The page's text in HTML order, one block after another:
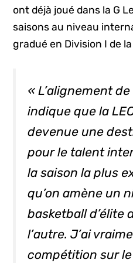
ont déjà joué dans la G
saisons au niveau
gradué en Division I de la
« L’alignement
indique que la
devenue une
pour le talent
la saison la plus
qu’on amène un
basketball d’élite
l’autre. J’ai
compétition sur